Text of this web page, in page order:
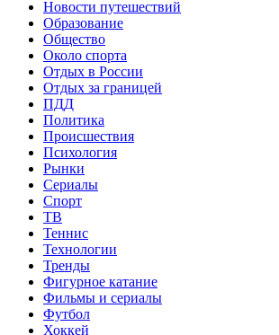
Новости путешествий
Образование
Общество
Около спорта
Отдых в России
Отдых за границей
ПДД
Политика
Происшествия
Психология
Рынки
Сериалы
Спорт
ТВ
Теннис
Технологии
Тренды
Фигурное катание
Фильмы и сериалы
Футбол
Хоккей